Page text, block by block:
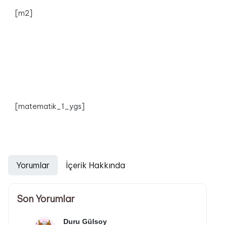
[m2]
[matematik_1_ygs]
Yorumlar İçerik Hakkında
Son Yorumlar
Duru Gülsoy